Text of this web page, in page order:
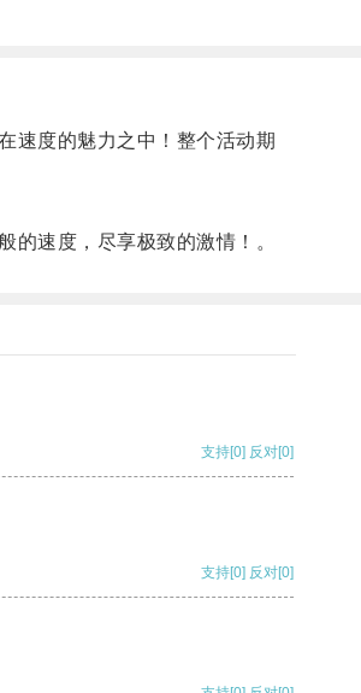
度的魅力之中！整个活动期
速度，尽享极致的激情！。
支持[0] 反对[0]
支持[0] 反对[0]